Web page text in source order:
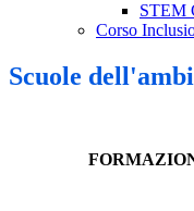
STEM
Corso
Scuole